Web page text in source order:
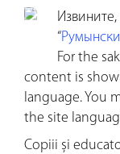
Извините,
“
For the
content is
language. You
the site
Copiii și